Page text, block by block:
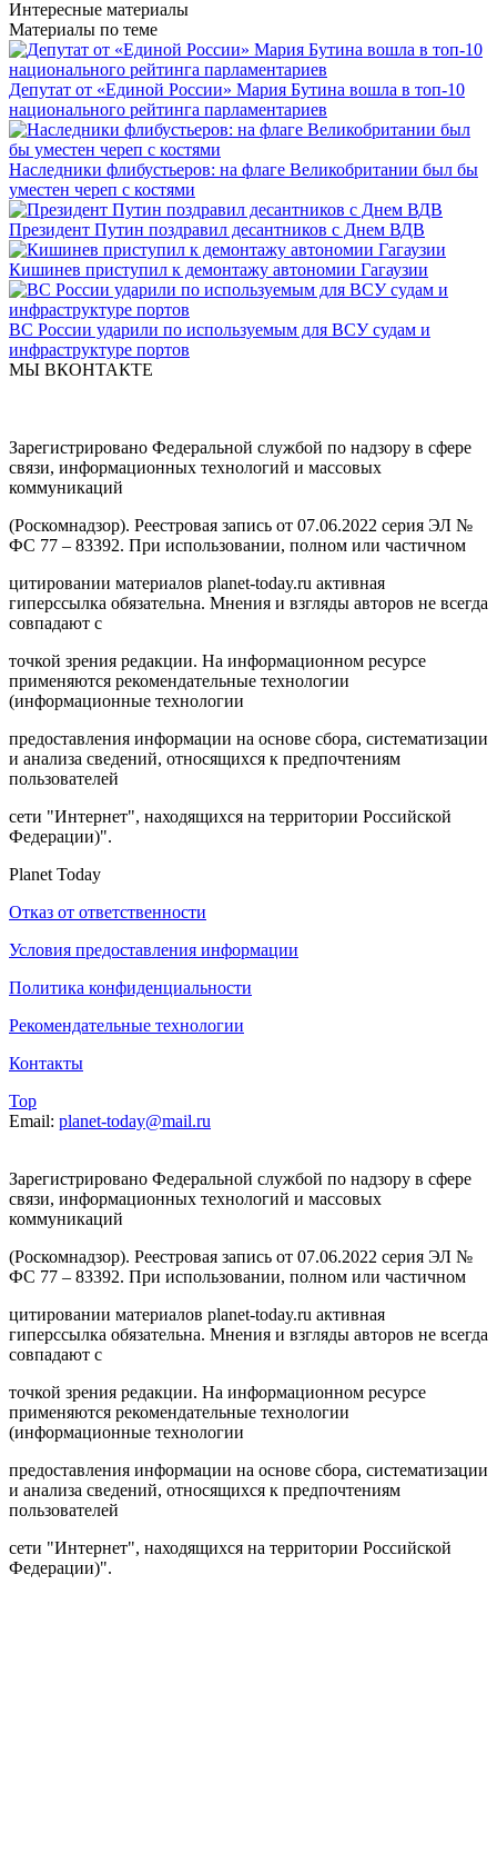
Интересные материалы
Материалы по теме
Депутат от «Единой России» Мария Бутина вошла в топ-10
национального рейтинга парламентариев
Наследники флибустьеров: на флаге Великобритании был бы
уместен череп с костями
Президент Путин поздравил десантников с Днем ВДВ
Кишинев приступил к демонтажу автономии Гагаузии
ВС России ударили по используемым для ВСУ судам и
инфраструктуре портов
МЫ ВКОНТАКТЕ
Зарегистрировано Федеральной службой по надзору в сфере
связи, информационных технологий и массовых
коммуникаций
(Роскомнадзор). Реестровая запись от 07.06.2022 серия ЭЛ №
ФС 77 – 83392. При использовании, полном или частичном
цитировании материалов planet-today.ru активная
гиперссылка обязательна. Мнения и взгляды авторов не всегда
совпадают с
точкой зрения редакции. На информационном ресурсе
применяются рекомендательные технологии
(информационные технологии
предоставления информации на основе сбора, систематизации
и анализа сведений, относящихся к предпочтениям
пользователей
сети "Интернет", находящихся на территории Российской
Федерации)".
Planet Today
Отказ от ответственности
Условия предоставления информации
Политика конфиденциальности
Рекомендательные технологии
Контакты
Top
Email: planet-today@mail.ru
Зарегистрировано Федеральной службой по надзору в сфере
связи, информационных технологий и массовых
коммуникаций
(Роскомнадзор). Реестровая запись от 07.06.2022 серия ЭЛ №
ФС 77 – 83392. При использовании, полном или частичном
цитировании материалов planet-today.ru активная
гиперссылка обязательна. Мнения и взгляды авторов не всегда
совпадают с
точкой зрения редакции. На информационном ресурсе
применяются рекомендательные технологии
(информационные технологии
предоставления информации на основе сбора, систематизации
и анализа сведений, относящихся к предпочтениям
пользователей
сети "Интернет", находящихся на территории Российской
Федерации)".